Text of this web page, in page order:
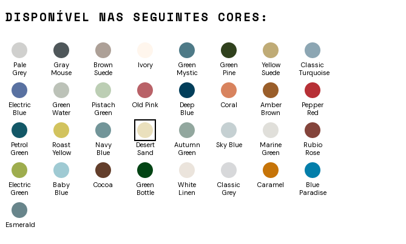
DISPONÍVEL NAS SEGUINTES CORES:
Pale
Grey
Gray
Mouse
Brown
Suede
Ivory
Green
Mystic
Green
Pine
Yellow
Suede
Classic
Turquoise
Electric
Blue
Green
Water
Pistach
Green
Old Pink
Deep
Blue
Coral
Amber
Brown
Pepper
Red
Petrol
Green
Roast
Yellow
Navy
Blue
Desert
Sand
Autumn
Green
Sky Blue
Marine
Green
Rubio
Rose
Electric
Green
Baby
Blue
Cocoa
Green
Bottle
White
Linen
Classic
Grey
Caramel
Blue
Paradise
Esmerald